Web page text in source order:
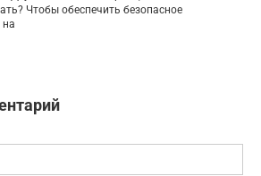
Чтобы обеспечить безопасное
на